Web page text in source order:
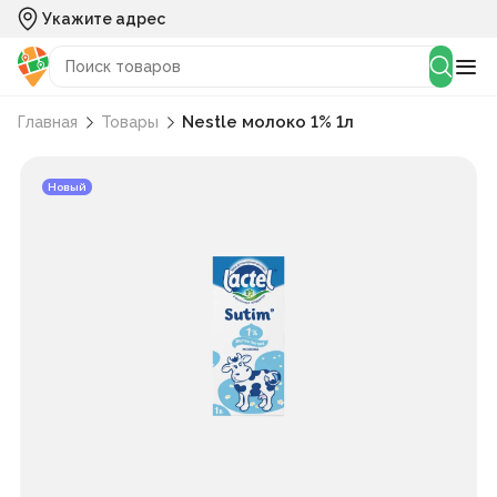
Укажите адрес
Главная Товары Nestle молоко 1% 1л
Новый